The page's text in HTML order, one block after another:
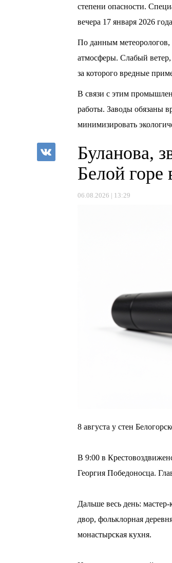
степени опасности.
вечера 17 января 2026
По данным метеорологов,
атмосферы. Слабый ветер,
за которого вредные
В связи с этим
работы. Заводы обязаны
минимизировать
Буланова,
Белой горе
06.08.2026 | 13:29
8 августа у стен
В 9:00 в
Георгия Победоносца.
Дальше весь день:
двор, фольклорная
монастырская кухня.